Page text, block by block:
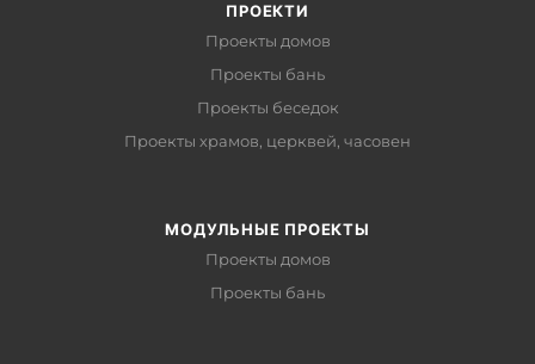
ПРОЕКТИ
Проекты домов
Проекты бань
Проекты беседок
Проекты храмов, церквей, часовен
МОДУЛЬНЫЕ ПРОЕКТЫ
Проекты домов
Проекты бань